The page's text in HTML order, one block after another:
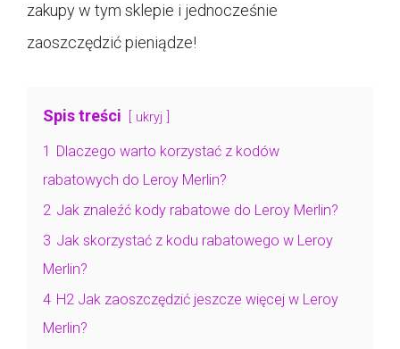
zakupy w tym sklepie i jednocześnie
zaoszczędzić pieniądze!
Spis treści ukryj
1 Dlaczego warto korzystać z kodów
rabatowych do Leroy Merlin?
2 Jak znaleźć kody rabatowe do Leroy Merlin?
3 Jak skorzystać z kodu rabatowego w Leroy
Merlin?
4 H2 Jak zaoszczędzić jeszcze więcej w Leroy
Merlin?